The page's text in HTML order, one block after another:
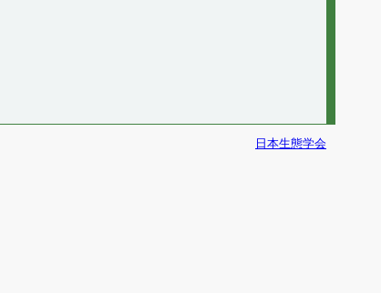
日本生態学会